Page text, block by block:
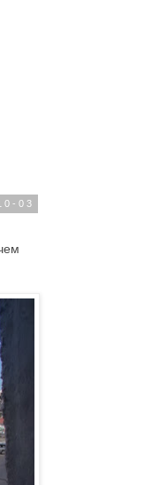
03